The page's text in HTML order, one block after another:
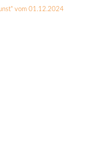
vom 01.12.2024